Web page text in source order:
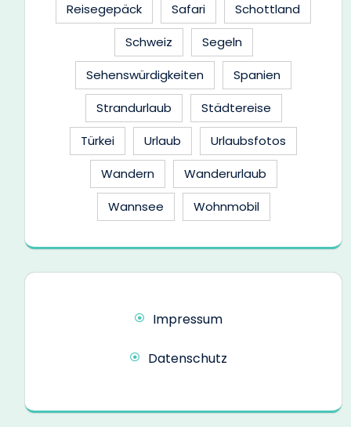
Reisegepäck
Safari
Schottland
Schweiz
Segeln
Sehenswürdigkeiten
Spanien
Strandurlaub
Städtereise
Türkei
Urlaub
Urlaubsfotos
Wandern
Wanderurlaub
Wannsee
Wohnmobil
Impressum
Datenschutz